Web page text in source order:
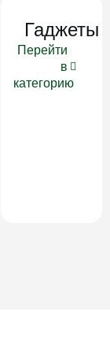
Гаджеты
Перейти
в
категорию